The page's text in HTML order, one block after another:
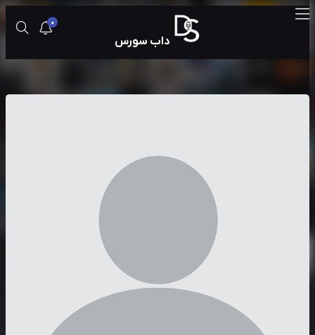
0
داب سورس